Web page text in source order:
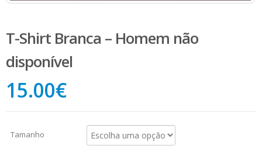
T-Shirt Branca – Homem não
disponível
15.00€
Tamanho